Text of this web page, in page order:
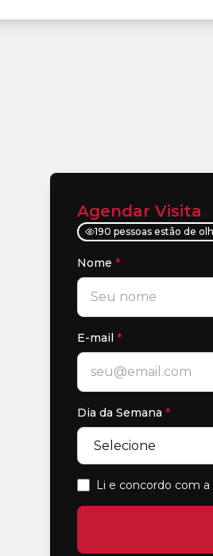
Agendar Visita
190 pessoas estão de
Nome *
E-mail *
Dia da Semana *
Li e concordo com a